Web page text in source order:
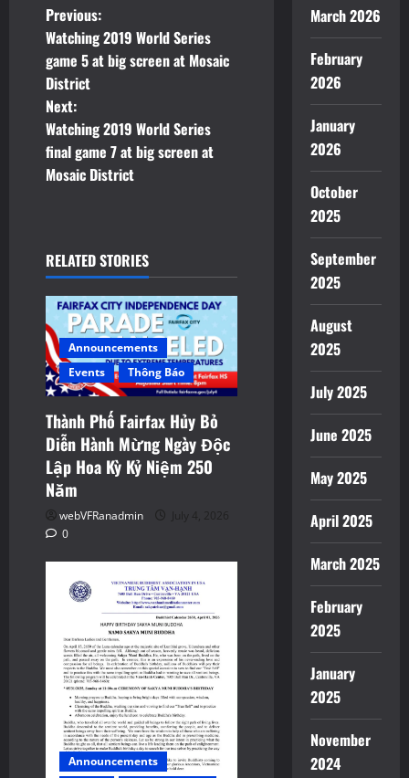
P
o
s
t
n
v
i
g
a
t
i
o
n
Previous:
Watching 2019 World Series
game 5 at big screen at Mosaic
District
Next:
Watching 2019 World Series
final game 7 at big screen at
Mosaic District
RELATED STORIES
Announcements
Events
Thông Báo
Thành Phố Fairfax Hủy Bỏ
Diễn Hành Mừng Ngày Độc
Lập Hoa Kỳ Kỷ Niệm 250
Năm
webVFRanadmin
July 4, 2026
0
Announcements
March 2026
February
2026
January
2026
October
2025
September
2025
August
2025
July 2025
June 2025
May 2025
April 2025
March 2025
February
2025
January
2025
November
2024